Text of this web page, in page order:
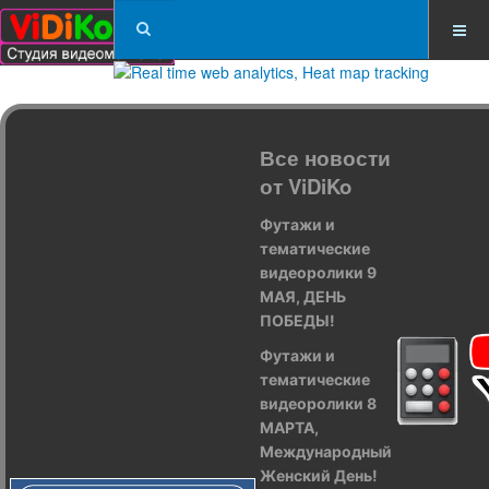
Все новости
от ViDiKo
Футажи и
тематические
видеоролики 9
МАЯ, ДЕНЬ
ПОБЕДЫ!
Футажи и
тематические
видеоролики 8
МАРТА,
Международный
Женский День!